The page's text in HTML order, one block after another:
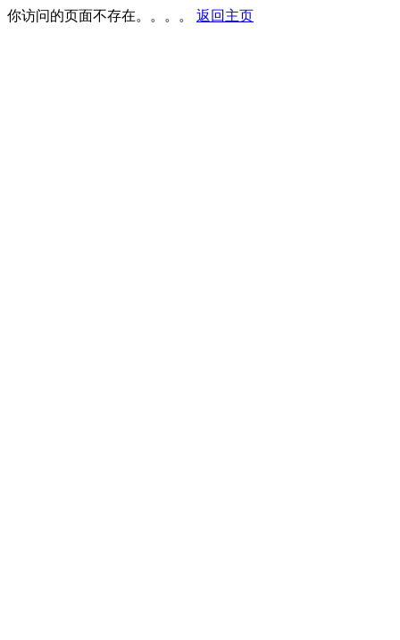
你访问的页面不存在。。。。 返回主页